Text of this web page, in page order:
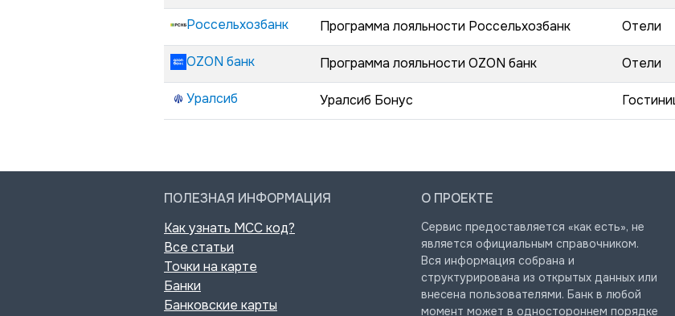
Россельхозбанк Программа лояльности Россельхозбанк Отели
OZON банк Программа лояльности OZON банк Отели
Уралсиб Уралсиб Бонус
ПОЛЕЗНАЯ ИНФОРМАЦИЯ
Как узнать MCC код?
Все статьи
Точки на карте
Банки
Банковские карты
О ПРОЕКТЕ
Сервис предоставляется «как есть», не
является официальным справочником.
Вся информация собрана и
структурирована из открытых данных или
внесена пользователями. Банк в любой
момент может в одностороннем порядке